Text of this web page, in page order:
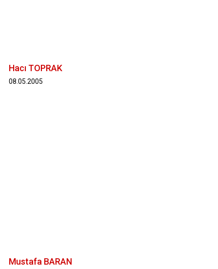
Hacı TOPRAK
08.05.2005
Mustafa BARAN